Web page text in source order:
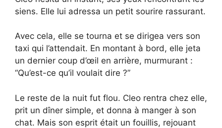
siens. Elle lui adressa un petit sourire rassurant.
Avec cela, elle se tourna et se dirigea vers son
taxi qui l’attendait. En montant à bord, elle jeta
un dernier coup d’œil en arrière, murmurant :
“Qu’est-ce qu’il voulait dire ?”
Le reste de la nuit fut flou. Cleo rentra chez elle,
prit un dîner simple, et donna à manger à son
chat. Mais son esprit était un fouillis, rejouant